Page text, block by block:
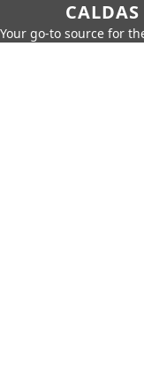
Your go-to source for